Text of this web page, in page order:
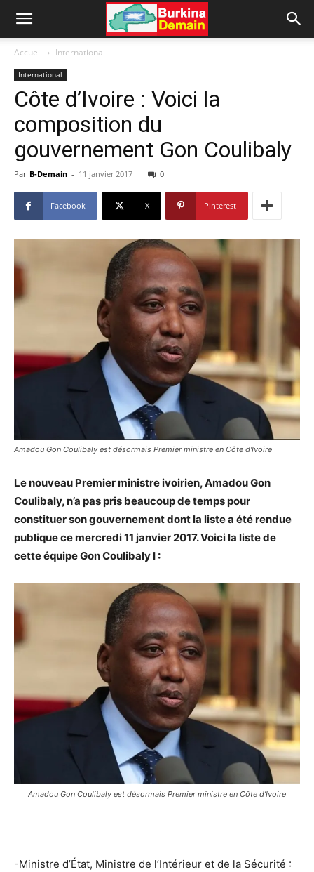
Accueil International
International
Côte d’Ivoire : Voici la
composition du
gouvernement Gon Coulibaly
Par B-Demain - 11 janvier 2017 0
Facebook X Pinterest
Amadou Gon Coulibaly est désormais Premier ministre en Côte d'Ivoire
Le nouveau Premier ministre ivoirien, Amadou Gon
Coulibaly, n’a pas pris beaucoup de temps pour
constituer son gouvernement dont la liste a été rendue
publique ce mercredi 11 janvier 2017. Voici la liste de
cette équipe Gon Coulibaly I :
Amadou Gon Coulibaly est désormais Premier ministre en Côte d’Ivoire
-Ministre d’État, Ministre de l’Intérieur et de la Sécurité :